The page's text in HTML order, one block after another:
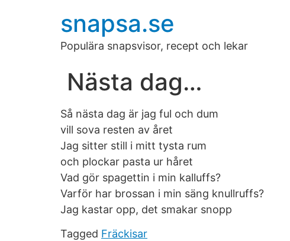
snapsa.se
Populära snapsvisor, recept och lekar
Nästa dag…
Så nästa dag är jag ful och dum
vill sova resten av året
Jag sitter still i mitt tysta rum
och plockar pasta ur håret
Vad gör spagettin i min kalluffs?
Varför har brossan i min säng knullruffs?
Jag kastar opp, det smakar snopp
Tagged Fräckisar